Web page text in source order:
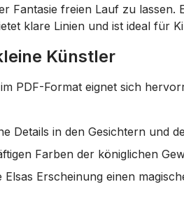
Fantasie freien Lauf zu
klare Linien und ist ideal für
Künstler
PDF-Format eignet sich
Details in den Gesichtern und
Farben der königlichen
Elsas Erscheinung einen